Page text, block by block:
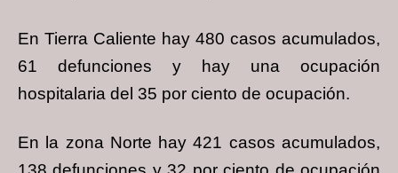
En Tierra Caliente hay 480 casos acumulados,
61 defunciones y hay una ocupación
hospitalaria del 35 por ciento de ocupación.
En la zona Norte hay 421 casos acumulados,